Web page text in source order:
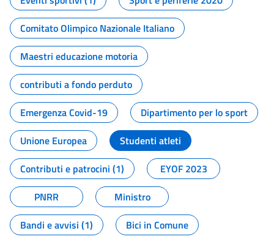
Comitato Olimpico Nazionale Italiano
Maestri educazione motoria
contributi a fondo perduto
Emergenza Covid-19
Dipartimento per lo sport
Unione Europea
Studenti atleti
Contributi e patrocini (1)
EYOF 2023
PNRR
Ministro
Bandi e avvisi (1)
Bici in Comune